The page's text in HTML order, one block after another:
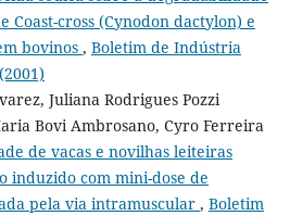
Coast-cross (Cynodon dactylon) e
bovinos , Boletim de Indústria
Juliana Rodrigues Pozzi
Bovi Ambrosano, Cyro Ferreira
de vacas e novilhas leiteiras
induzido com mini-dose de
pela via intramuscular , Boletim